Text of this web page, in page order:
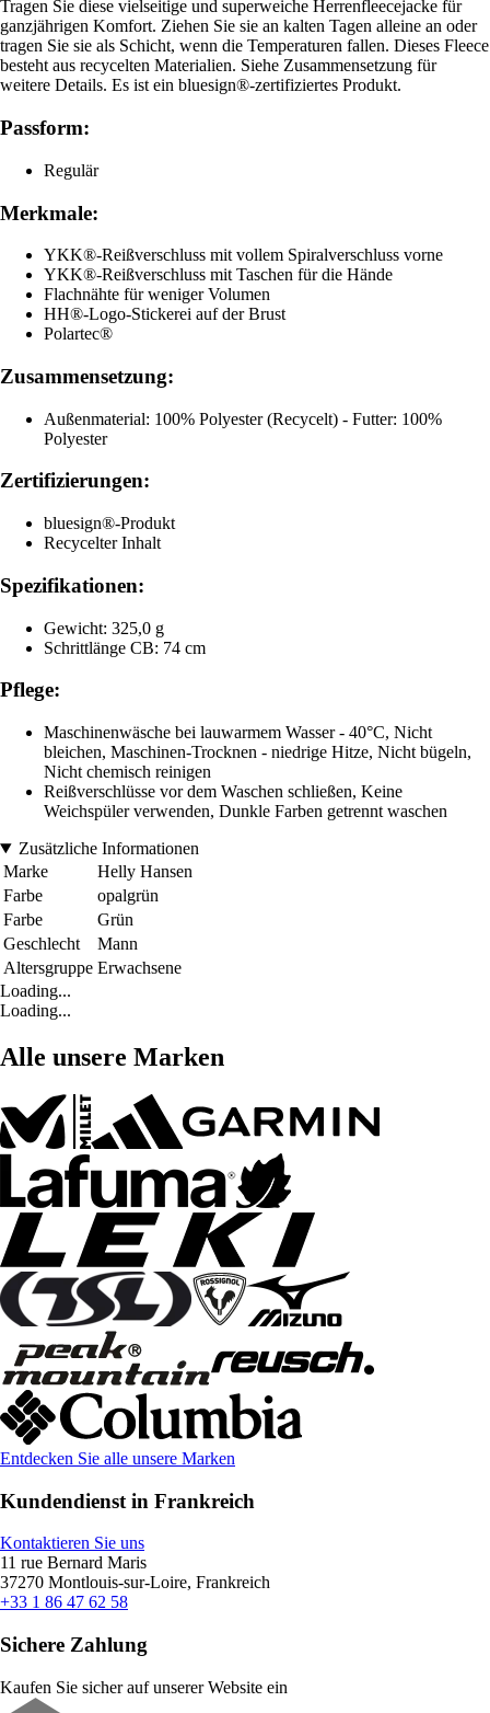
Tragen Sie diese vielseitige und superweiche Herrenfleecejacke für
ganzjährigen Komfort. Ziehen Sie sie an kalten Tagen alleine an oder
tragen Sie sie als Schicht, wenn die Temperaturen fallen. Dieses Fleece
besteht aus recycelten Materialien. Siehe Zusammensetzung für
weitere Details. Es ist ein bluesign®-zertifiziertes Produkt.
Passform:
Regulär
Merkmale:
YKK®-Reißverschluss mit vollem Spiralverschluss vorne
YKK®-Reißverschluss mit Taschen für die Hände
Flachnähte für weniger Volumen
HH®-Logo-Stickerei auf der Brust
Polartec®
Zusammensetzung:
Außenmaterial: 100% Polyester (Recycelt) - Futter: 100%
Polyester
Zertifizierungen:
bluesign®-Produkt
Recycelter Inhalt
Spezifikationen:
Gewicht: 325,0 g
Schrittlänge CB: 74 cm
Pflege:
Maschinenwäsche bei lauwarmem Wasser - 40°C, Nicht
bleichen, Maschinen-Trocknen - niedrige Hitze, Nicht bügeln,
Nicht chemisch reinigen
Reißverschlüsse vor dem Waschen schließen, Keine
Weichspüler verwenden, Dunkle Farben getrennt waschen
Zusätzliche Informationen
Marke
Helly Hansen
Farbe
opalgrün
Farbe
Grün
Geschlecht
Mann
Altersgruppe Erwachsene
Loading...
Loading...
Alle unsere Marken
Entdecken Sie alle unsere Marken
Kundendienst in Frankreich
Kontaktieren Sie uns
11 rue Bernard Maris
37270 Montlouis-sur-Loire, Frankreich
+33 1 86 47 62 58
Sichere Zahlung
Kaufen Sie sicher auf unserer Website ein